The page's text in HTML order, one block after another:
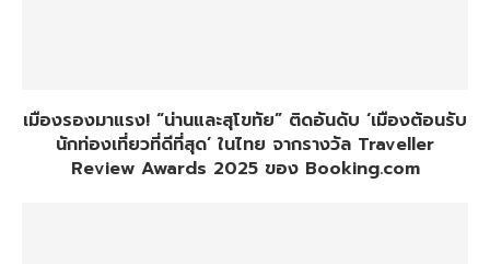
เมืองรองมาแรง! “น่านและสุโขทัย” ติดอันดับ ‘เมืองต้อนรับ
นักท่องเที่ยวที่ดีที่สุด’ ในไทย จากรางวัล Traveller
Review Awards 2025 ของ Booking.com